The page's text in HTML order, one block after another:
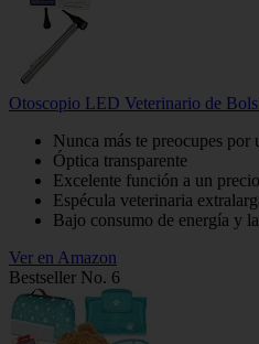
Otoscopio LED Veterinario de
Nunca más te preocupes por
Óptica transparente
Excelente función a un
Espécula veterinaria
Bajo consumo de energía y
Ver en Amazon
Bestseller No. 6